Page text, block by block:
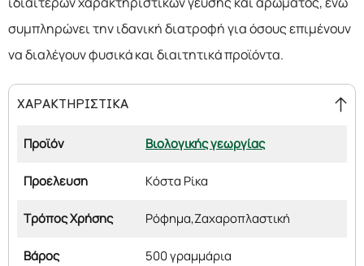
συμπληρώνει την ιδανική διατροφή για όσους επιμένουν
να διαλέγουν φυσικά και διαιτητικά προϊόντα.
ΧΑΡΑΚΤΗΡΙΣΤΙΚΑ
Προϊόν Βιολογικής γεωργίας
Προέλευση Κόστα Ρίκα
Τρόπος Χρήσης Ρόφημα,Ζαχαροπλαστική
Βάρος 500 γραμμάρια